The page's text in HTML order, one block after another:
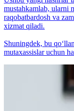
mustahkamlab, ularni
raqobatbardosh va
xizmat qiladi.
Shuningdek, bu
mutaxassislar uchun